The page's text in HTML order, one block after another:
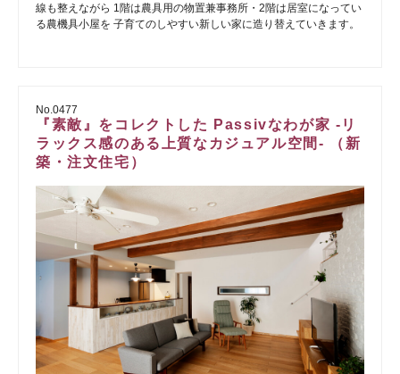
線も整えながら 1階は農具用の物置兼事務所・2階は居室になってい
る農機具小屋を 子育てのしやすい新しい家に造り替えていきます。
No.0477
『素敵』をコレクトした Passivなわが家 -リ
ラックス感のある上質なカジュアル空間- （新
築・注文住宅）